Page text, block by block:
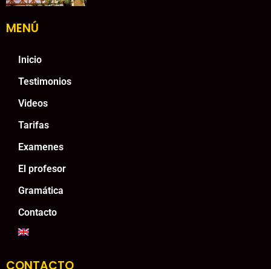
MENÚ
Inicio
Testimonios
Videos
Tarifas
Examenes
El profesor
Gramática
Contacto